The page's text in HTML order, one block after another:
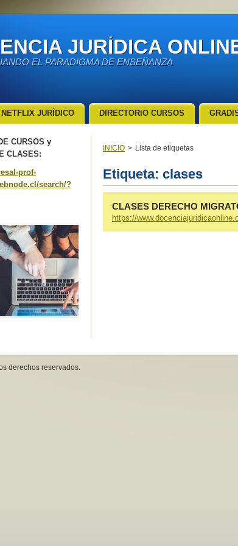
JURÍDICA
EL PARADIGMA DE ENSEÑANZA
INICIO > Lista de etiquetas
Etiqueta: clases
CLASES DERECHO
https://
CURSOS y
CLASES:
prof-
search/?
NETFLIX JURÍDICO DIRECTORIO CURSOS
derechos reservados.